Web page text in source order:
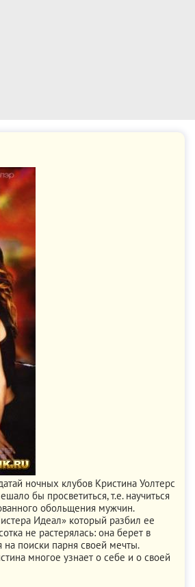
ночных клубов Кристина Уолтерс
бы просветиться, т.е. научиться
обольщения мужчин.
Идеал» который разбил ее
не растерялась: она берет в
на поиски парня своей мечты.
многое узнает о себе и о своей